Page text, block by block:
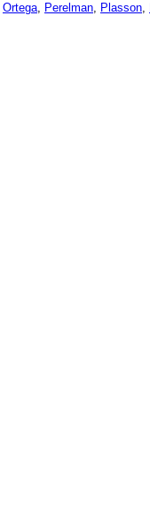
Ortega, Perelman, Plasson,